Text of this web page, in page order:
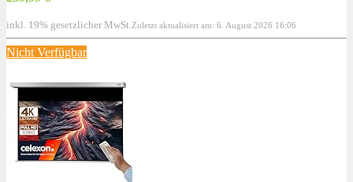
inkl. 19% gesetzlicher MwSt. Zuletzt aktualisiert am: 6. August 2026 16:06
Nicht Verfügbar